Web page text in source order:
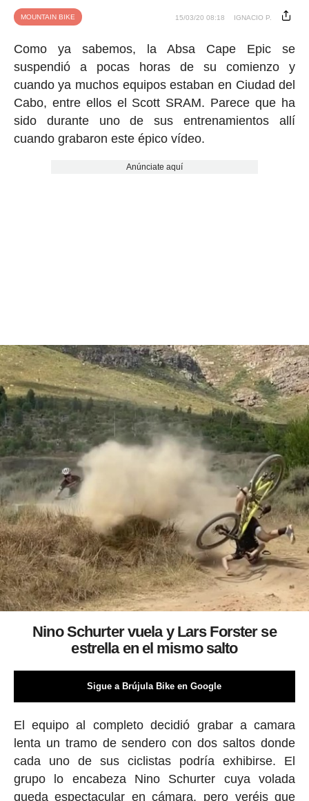
MOUNTAIN BIKE 15/03/20 08:18 IGNACIO P.
Como ya sabemos, la Absa Cape Epic se
suspendió a pocas horas de su comienzo y
cuando ya muchos equipos estaban en Ciudad del
Cabo, entre ellos el Scott SRAM. Parece que ha
sido durante uno de sus entrenamientos allí
cuando grabaron este épico vídeo.
Anúnciate aquí
Nino Schurter vuela y Lars Forster se
estrella en el mismo salto
Sigue a Brújula Bike en Google
El equipo al completo decidió grabar a camara
lenta un tramo de sendero con dos saltos donde
cada uno de sus ciclistas podría exhibirse. El
grupo lo encabeza Nino Schurter cuya volada
queda espectacular en cámara, pero veréis que